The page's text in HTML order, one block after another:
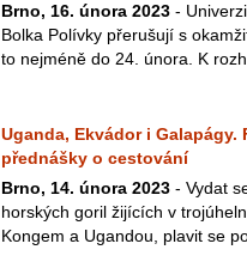
Brno, 16. února 2023 -
Bolka Polívky přerušují s
to nejméně do 24. února. K
Uganda, Ekvádor i
přednášky o cestování
Brno, 14. února 2023 - Vydat
horských goril žijících v
Kongem a Ugandou, plavit se